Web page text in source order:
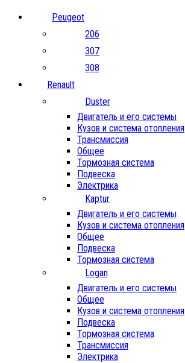
Peugeot
206
307
308
Renault
Duster
Двигатель и его системы
Кузов и система отопления
Трансмиссия
Общее
Тормозная система
Подвеска
Электрика
Kaptur
Двигатель и его системы
Кузов и система отопления
Общее
Подвеска
Тормозная система
Logan
Двигатель и его системы
Общее
Кузов и система отопления
Подвеска
Тормозная система
Трансмиссия
Электрика